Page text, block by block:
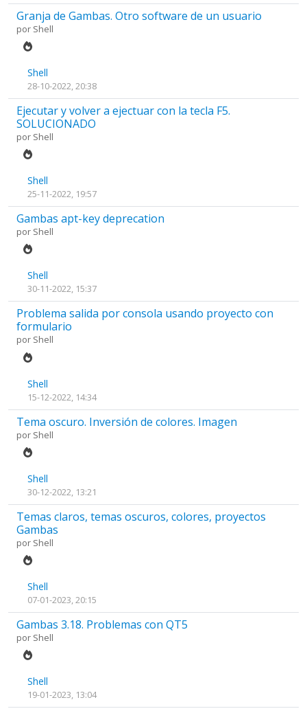
Granja de Gambas. Otro software de un usuario
por Shell
Shell
28-10-2022, 20:38
Ejecutar y volver a ejectuar con la tecla F5.
SOLUCIONADO
por Shell
Shell
25-11-2022, 19:57
Gambas apt-key deprecation
por Shell
Shell
30-11-2022, 15:37
Problema salida por consola usando proyecto con
formulario
por Shell
Shell
15-12-2022, 14:34
Tema oscuro. Inversión de colores. Imagen
por Shell
Shell
30-12-2022, 13:21
Temas claros, temas oscuros, colores, proyectos
Gambas
por Shell
Shell
07-01-2023, 20:15
Gambas 3.18. Problemas con QT5
por Shell
Shell
19-01-2023, 13:04